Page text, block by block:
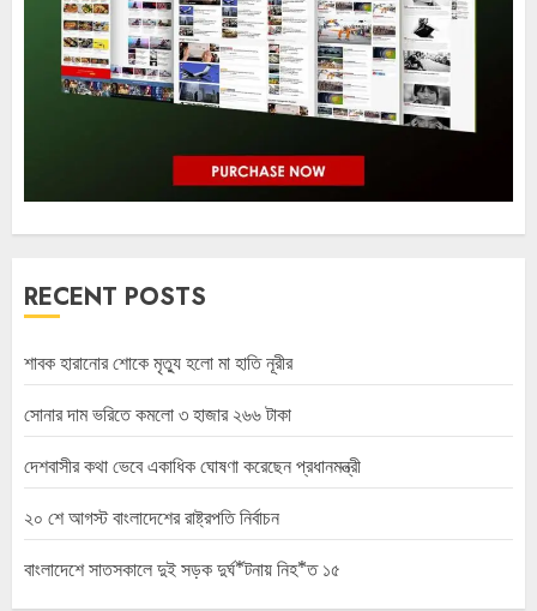
RECENT POSTS
শাবক হারানোর শোকে মৃত্যু হলো মা হাতি নূরীর
সোনার দাম ভরিতে কমলো ৩ হাজার ২৬৬ টাকা
দেশবাসীর কথা ভেবে একাধিক ঘোষণা করেছেন প্রধানমন্ত্রী
২০ শে আগস্ট বাংলাদেশের রাষ্ট্রপতি নির্বাচন
বাংলাদেশে সাতসকালে দুই সড়ক দুর্ঘ*টনায় নিহ*ত ১৫